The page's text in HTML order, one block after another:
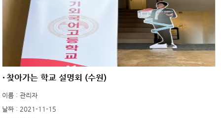
찾아가는 학교 설명회 (수원)
이름 : 관리자
날짜 : 2021-11-15